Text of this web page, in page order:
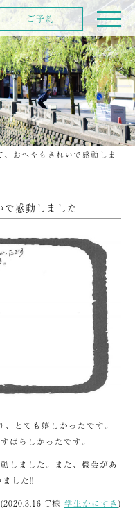
、おへやもきれいで感動しま
で感動しました
とても嬉しかったです。
ばらしかったです。
しました。また、機会があ
した!!
(2020.3.16 T様 学生かにすき )
ご予約